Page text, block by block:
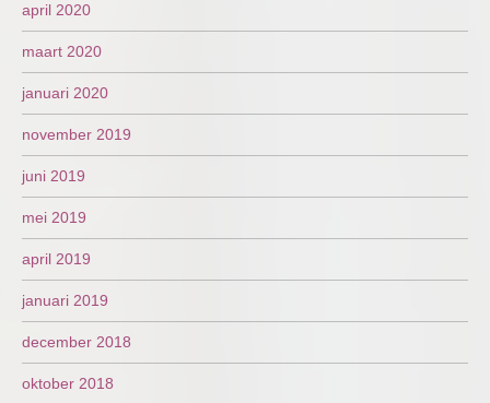
april 2020
maart 2020
januari 2020
november 2019
juni 2019
mei 2019
april 2019
januari 2019
december 2018
oktober 2018